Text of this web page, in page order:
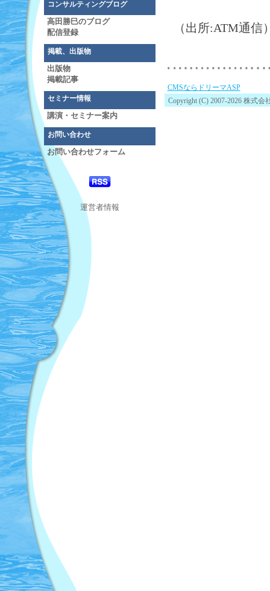
コンサルティングブログ
高田勝巳のブログ
配信登録
掲載、出版物
出版物
掲載記事
セミナー情報
講演・セミナー案内
お問い合わせ
お問い合わせフォーム
運営者情報
（出所:ATM通信
CMSならドリーマASP
Copyright (C) 2007-2026 株式